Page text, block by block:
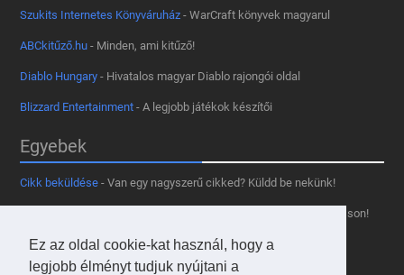
Ez az oldal cookie-kat használ, hogy a
legjobb élményt tudjuk nyújtani a
Szukits Internetes Könyváruház - WarCraft könyvek magyarul
ABCkitűző.hu - Minden, ami kitűző!
Diablo Hungary - Hivatalos magyar Diablo rajongói oldal
Blizzard Entertainment - A legjobb játékok készítői
Egyebek
Cikk beküldése - Van egy nagyszerű cikked? Küldd be nekünk!
- Tetszik az oldal? Segíts, hogy fennmaradhasson!
Kapcsolat, médiaajánlat- Lépj velünk kapcsolatba!